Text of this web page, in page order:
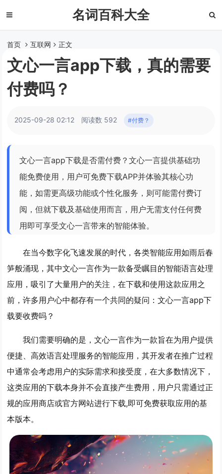
名词百科大全
首页 互联网 正文
文心一言app下载，真的需要
付费吗？
2025-09-28 02:12 阅读数 592 #付费？
文心一言app下载是否需付费？文心一言提供基础功
能免费使用，用户可免费下载APP并体验其核心功
能，如需更高级功能或个性化服务，则可能需付费订
阅，但就下载及基础使用而言，用户无需支付任何费
用即可享受文心一言带来的智能体验。
在当今数字化飞速发展的时代，各类智能应用如雨后春
笋般涌现，其中文心一言作为一款备受瞩目的智能语言处理
应用，吸引了大量用户的关注，在下载和使用这款应用之
前，许多用户心中都存有一个共同的疑问：文心一言app下
载要收费吗？
我们需要明确的是，文心一言作为一款旨在为用户提供
便捷、高效语言处理服务的智能应用，其开发者在推广过程
中通常会考虑用户的实际需求和接受度，在大多数情况下，
这类应用的下载本身并不会直接产生费用，用户只需通过正
规的应用商店或官方网站进行下载,即可免费获取应用的基
本版本。